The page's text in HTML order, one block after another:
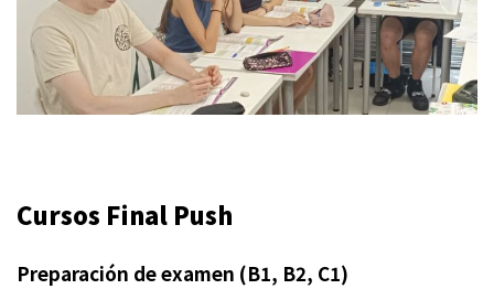
Cursos Final Push
Preparación de examen (B1, B2, C1)